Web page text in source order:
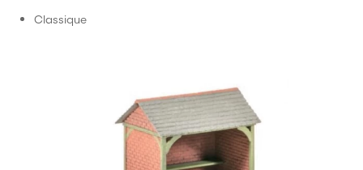
Games Workshop
Classique